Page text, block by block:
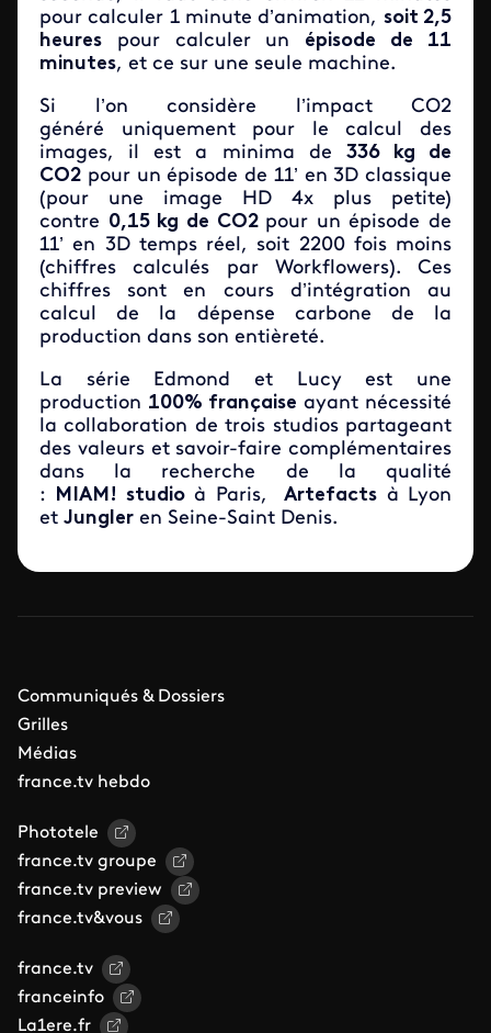
pour calculer 1 minute d’animation, soit 2,5
heures pour calculer un épisode de 11
minutes, et ce sur une seule machine.
Si l’on considère l’impact CO2
généré uniquement pour le calcul des
images, il est a minima de 336 kg de
CO2 pour un épisode de 11’ en 3D classique
(pour une image HD 4x plus petite)
contre 0,15 kg de CO2 pour un épisode de
11’ en 3D temps réel, soit 2200 fois moins
(chiffres calculés par Workflowers). Ces
chiffres sont en cours d’intégration au
calcul de la dépense carbone de la
production dans son entièreté.
La série Edmond et Lucy est une
production 100% française ayant nécessité
la collaboration de trois studios partageant
des valeurs et savoir-faire complémentaires
dans la recherche de la qualité
: MIAM! studioà Paris, Artefacts à Lyon
et Jungler en Seine-Saint Denis.
Communiqués & Dossiers
Grilles
Médias
france.tv hebdo
Phototele
france.tv groupe
france.tv preview
france.tv&vous
france.tv
franceinfo
La1ere.fr